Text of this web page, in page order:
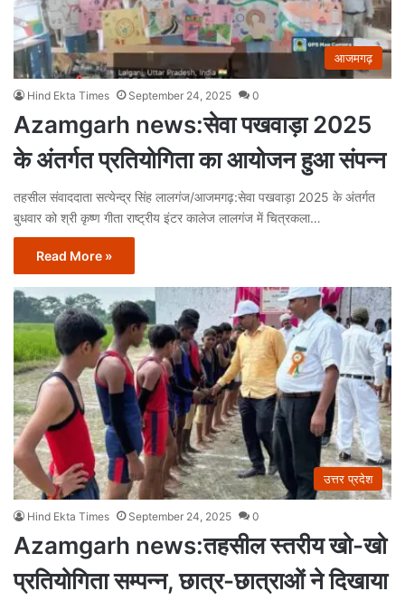
आजमगढ़
Hind Ekta Times September 24, 2025 0
Azamgarh news:सेवा पखवाड़ा 2025
के अंतर्गत प्रतियोगिता का आयोजन हुआ संपन्न
तहसील संवाददाता सत्येन्द्र सिंह लालगंज/आजमगढ़:सेवा पखवाड़ा 2025 के अंतर्गत
बुधवार को श्री कृष्ण गीता राष्ट्रीय इंटर कालेज लालगंज में चित्रकला…
Read More »
उत्तर प्रदेश
Hind Ekta Times September 24, 2025 0
Azamgarh news:तहसील स्तरीय खो-खो
प्रतियोगिता सम्पन्न, छात्र-छात्राओं ने दिखाया